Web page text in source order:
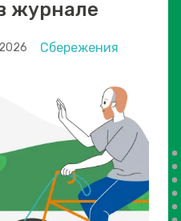
журнале
Сбережения